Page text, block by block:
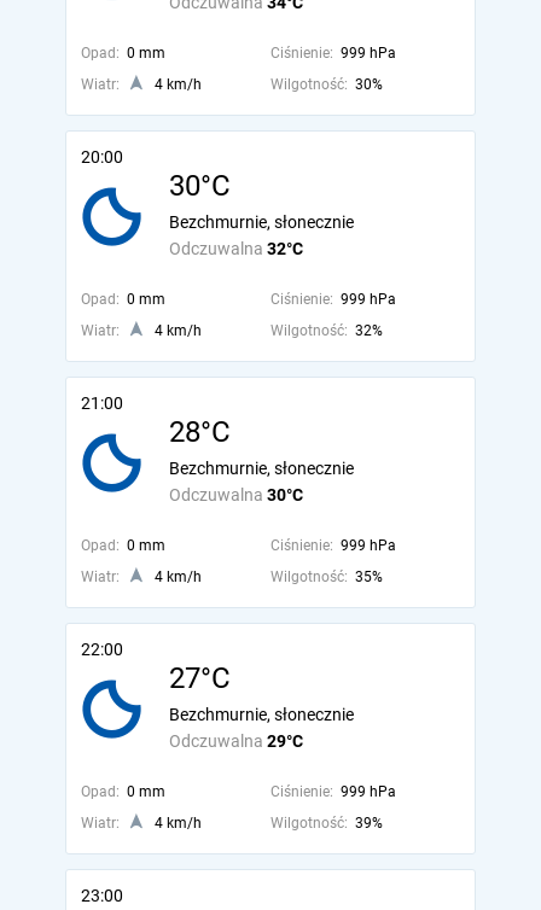
Opad: 0 mm Ciśnienie: 999 hPa
Wiatr:
4 km/h Wilgotność: 30%
20:00
30°C
Odczuwalna 32°C
Bezchmurnie, słonecznie
Opad: 0 mm Ciśnienie: 999 hPa
Wiatr:
4 km/h Wilgotność: 32%
21:00
28°C
Odczuwalna 30°C
Bezchmurnie, słonecznie
Opad: 0 mm Ciśnienie: 999 hPa
Wiatr:
4 km/h Wilgotność: 35%
22:00
27°C
Odczuwalna 29°C
Bezchmurnie, słonecznie
Opad: 0 mm Ciśnienie: 999 hPa
Wiatr:
4 km/h Wilgotność: 39%
23:00